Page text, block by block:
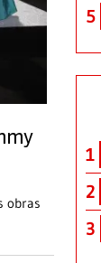
obras
5
1
2
3